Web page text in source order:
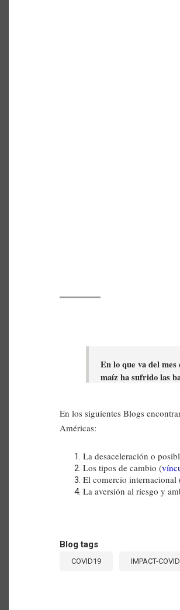
En lo que va del
maíz ha sufrido las
En los siguientes Blogs
Américas:
La desaceleración o
Los tipos de cambio (
El comercio internacional
La aversión al riesgo y
Blog tags
COVID19 IMPACT-